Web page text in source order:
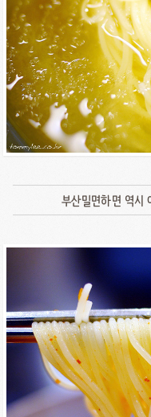
부산밀면하면 역시